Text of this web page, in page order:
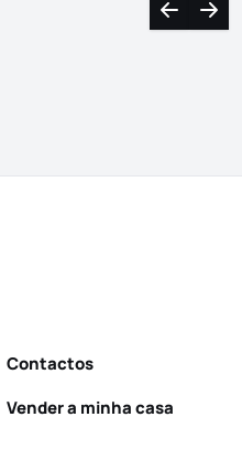
Contactos
Vender a minha casa